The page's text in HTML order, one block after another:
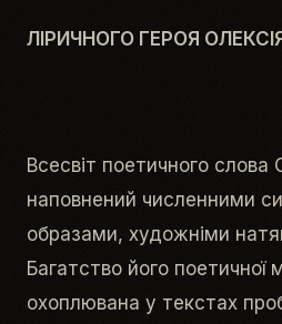
ЛІРИЧНОГО ГЕРОЯ
Всесвіт поетичного слова
наповнений численними
образами, художніми
Багатство його поетичної
охоплювана у текстах